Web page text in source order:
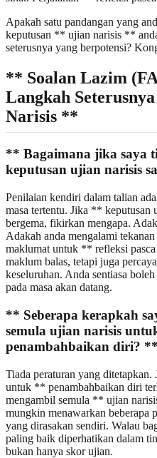
Apakah satu pandangan yang
keputusan ** ujian narisis **
seterusnya yang berpotensi?
** Soalan Lazim
Langkah
Narisis **
** Bagaimana jika saya
keputusan ujian narisis
Penilaian kendiri dalam talian
masa tertentu. Jika **
bergema, fikirkan mengapa.
Adakah anda mengalami
maklumat untuk ** refleksi
maklum balas, tetapi juga
keseluruhan. Anda sentiasa boleh
pada masa akan datang.
** Seberapa kerapkah
semula ujian narisis
penambahbaikan diri? **
Tiada peraturan yang ditetapkan.
untuk ** penambahbaikan diri
mengambil semula ** ujian
mungkin menawarkan beberapa
yang dirasakan sendiri. Walau
paling baik diperhatikan dalam
bukan hanya skor ujian.